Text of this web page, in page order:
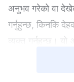
अनुभव गरेको वा
गर्नुहुन्छ, किनकि
व्यक्त गर्नुहुन्छ।
त्यो देहको